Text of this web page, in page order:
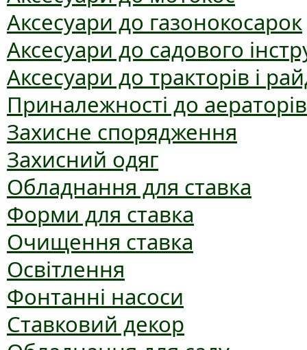
Аксесуари до газонокосарок
Аксесуари до садового
Аксесуари до тракторів і
Приналежності до аераторів
Захисне спорядження
Захисний одяг
Обладнання для ставка
Форми для ставка
Очищення ставка
Освітлення
Фонтанні насоси
Ставковий декор